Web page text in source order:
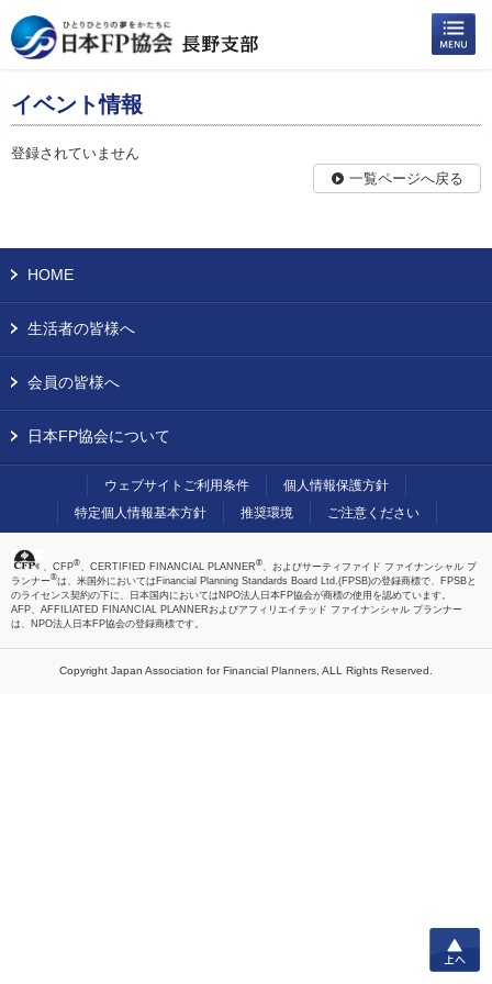
イベント情報
登録されていません
一覧ページへ戻る
HOME
生活者の皆様へ
会員の皆様へ
日本FP協会について
ウェブサイトご利用条件
個人情報保護方針
特定個人情報基本方針
推奨環境 ご注意ください
、CFP®、CERTIFIED FINANCIAL PLANNER®、およびサーティファイド ファイナンシャル プ
ランナー®は、米国外においてはFinancial Planning Standards Board Ltd.(FPSB)の登録商標で、FPSBと
のライセンス契約の下に、日本国内においてはNPO法人日本FP協会が商標の使用を認めています。
AFP、AFFILIATED FINANCIAL PLANNERおよびアフィリエイテッド ファイナンシャル プランナー
は、NPO法人日本FP協会の登録商標です。
Copyright Japan Association for Financial Planners, ALL Rights Reserved.